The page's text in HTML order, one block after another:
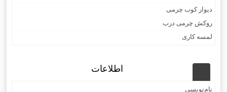
دیوار کوب چرمی
روکش چرمی درب
لمسه کاری
اطلاعات
نام‌نویسی